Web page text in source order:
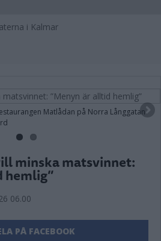
i Kalmar
Matlådan på Norra Långgatan
minska matsvinnet:
hemlig”
06.00
PÅ FACEBOOK